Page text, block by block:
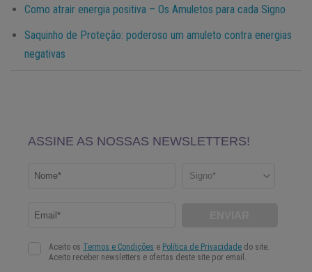
Como atrair energia positiva – Os Amuletos para cada Signo
Saquinho de Proteção: poderoso um amuleto contra energias
negativas